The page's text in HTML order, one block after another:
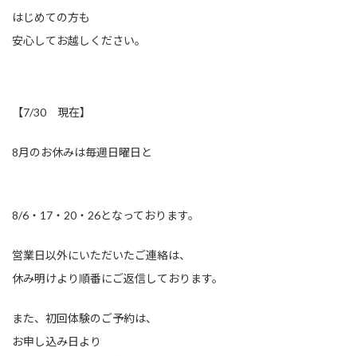
はじめての方も
安心してお越しください。
【7/30 現在】
8月のお休みは毎週日曜日と
8/6・17・20・26となっております。
営業日以外にいただいたご連絡は、
休み明けより順番にご返信しております。
また、初回体験のご予約は、
お申し込み日より